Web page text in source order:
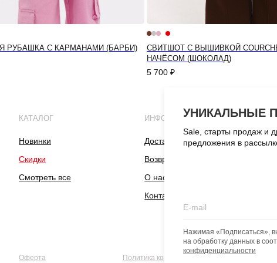
РУБАШКА С КАРМАНАМИ (БАРБИ)
СВИТШОТ С ВЫШИВКОЙ
НАЧЁСОМ (ШОКОЛАД)
5 700 ₽
КАТАЛОГ
Новинки
Скидки
Смотреть все
ИНФОРМАЦИЯ
Доставка и оплата
Возврат и обмен
О нас
Контакты
Оферта Политика конфиденциальности
УНИКАЛЬНЫЕ
Sale, старты продаж и
предложения в
Нажимая «Подписаться»,
на обработку данных в
конфиденциальности